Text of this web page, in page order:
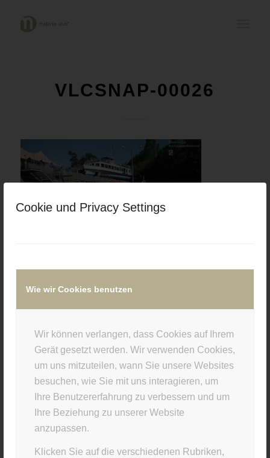
Cookie und Privacy Settings
Wie wir Cookies benutzen
Wir können verlangen, dass Cookies auf Ihrem
Gerät gesetzt werden. Wir verwenden Cookies,
um uns mitzuteilen, wann Sie unsere Websites
besuchen, wie Sie mit uns interagieren, um
Ihre Benutzererfahrung zu verbessern und um
Ihre Beziehung zu unserer Website
anzupassen.
Klicken Sie auf die verschiedenen Rubriken,
VLCSNAP-00026
16. JULI 2019
/ VON
Eintrag teilen